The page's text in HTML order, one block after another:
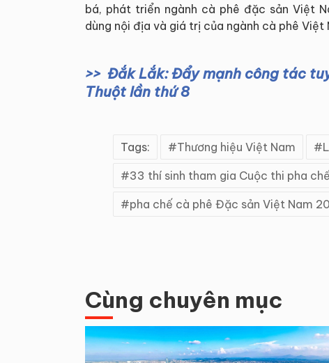
bá, phát triển ngành cà phê đặc sản Việt
dùng nội địa và giá trị của ngành cà phê Việt
Đắk Lắk: Đẩy mạnh công tác
Thuột lần thứ 8
Tags: Thương hiệu Việt Nam
33 thí sinh tham gia Cuộc thi pha
pha chế cà phê Đặc sản Việt Nam
Cùng chuyên mục